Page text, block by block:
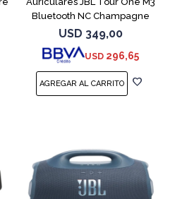
Bluetooth NC Champagne
USD 349,00
USD 296,65